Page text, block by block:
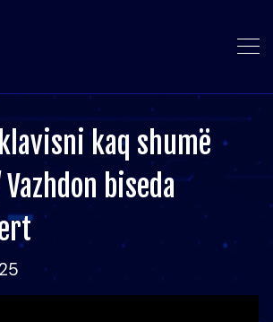
kaq shumë
biseda